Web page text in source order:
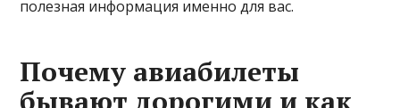
полезная информация именно для вас.
Почему авиабилеты